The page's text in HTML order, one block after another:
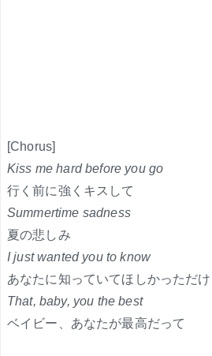
[Chorus]
Kiss me hard before you go
行く前に強くキスして
Summertime sadness
夏の悲しみ
I just wanted you to know
あなたに知っていてほしかっただけ
That, baby, you the best
ベイビー、あなたが最高だって